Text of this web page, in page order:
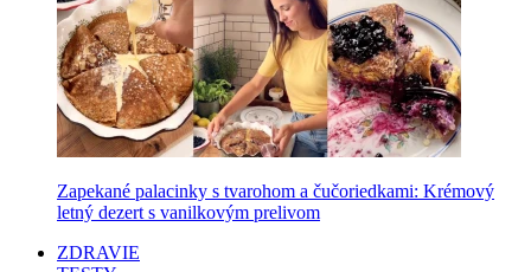
Zapekané palacinky s tvarohom a čučoriedkami: Krémový
letný dezert s vanilkovým prelivom
ZDRAVIE